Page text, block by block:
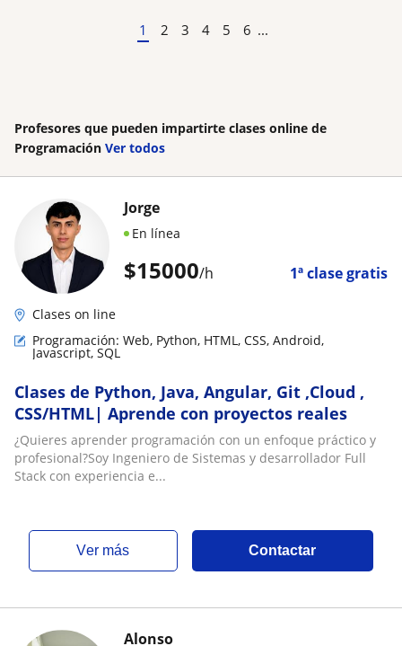
1 2 3 4 5 6 ...
Profesores que pueden impartirte clases online de
Programación Ver todos
$15000/h 1ª clase gratis
Jorge
En línea
Clases on line
Programación: Web, Python, HTML, CSS, Android,
Javascript, SQL
Clases de Python, Java, Angular, Git ,Cloud ,
CSS/HTML| Aprende con proyectos reales
¿Quieres aprender programación con un enfoque práctico y
profesional?Soy Ingeniero de Sistemas y desarrollador Full
Stack con experiencia e...
ver más Contactar
Alonso